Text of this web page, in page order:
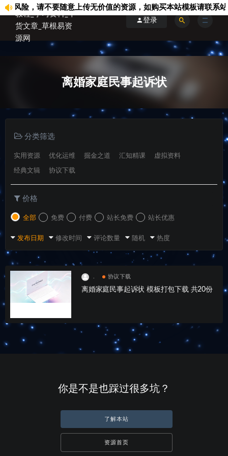
除风险，请不要随意上传无价值的资源，如购买本站模板请联系
登录
离婚家庭民事起诉状
分类筛选
实用资源 优化运维 掘金之道 汇知精课 虚拟资料
经典文辑 协议下载
价格
全部 免费 付费 站长免费 站长优惠
发布日期 修改时间 评论数量 随机 热度
协议下载
离婚家庭民事起诉状 模板打包下载 共20份
你是不是也踩过很多坑？
了解本站
资源首页